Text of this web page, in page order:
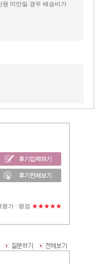
미만일 경우 배송비가
평가 : 평점 ★★★★★